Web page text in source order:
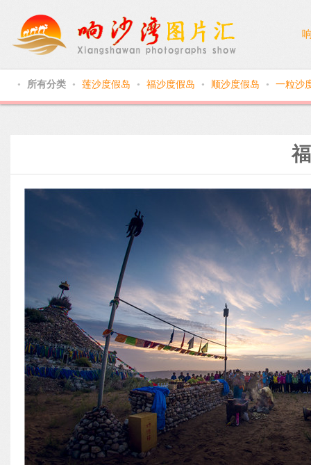
● 所有分类 ● 莲沙度假岛 ● 福沙度假岛 ● 顺沙度假岛 ● 一粒沙